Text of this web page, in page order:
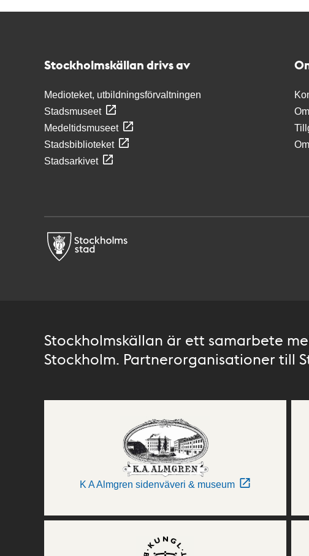
Stockholmskällan drivs av
Medioteket, utbildningsförvaltningen
Stadsmuseet
Medeltidsmuseet
Stadsbiblioteket
Stadsarkivet
Stockholmskällan är ett samarbete
Stockholm. Partnerorganisationer till
K A Almgren sidenväveri & museum